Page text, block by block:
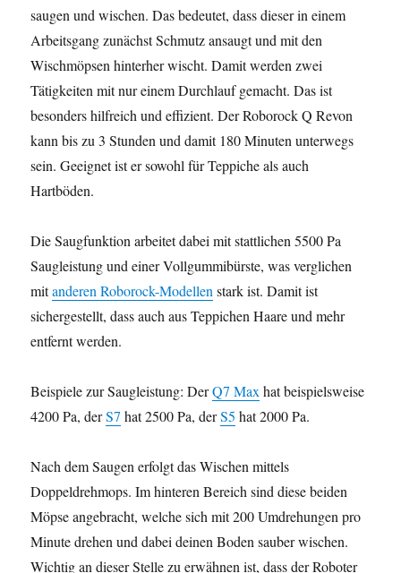
saugen und wischen. Das bedeutet, dass dieser in einem
Arbeitsgang zunächst Schmutz ansaugt und mit den
Wischmöpsen hinterher wischt. Damit werden zwei
Tätigkeiten mit nur einem Durchlauf gemacht. Das ist
besonders hilfreich und effizient. Der Roborock Q Revon
kann bis zu 3 Stunden und damit 180 Minuten unterwegs
sein. Geeignet ist er sowohl für Teppiche als auch
Hartböden.
Die Saugfunktion arbeitet dabei mit stattlichen 5500 Pa
Saugleistung und einer Vollgummibürste, was verglichen
mitanderen Roborock-Modellen stark ist. Damit ist
sichergestellt, dass auch aus Teppichen Haare und mehr
entfernt werden.
Beispiele zur Saugleistung: DerQ7 Max hat beispielsweise
4200 Pa, derS7 hat 2500 Pa, derS5 hat 2000 Pa.
Nach dem Saugen erfolgt das Wischen mittels
Doppeldrehmops. Im hinteren Bereich sind diese beiden
Möpse angebracht, welche sich mit 200 Umdrehungen pro
Minute drehen und dabei deinen Boden sauber wischen.
Wichtig an dieser Stelle zu erwähnen ist, dass der Roboter